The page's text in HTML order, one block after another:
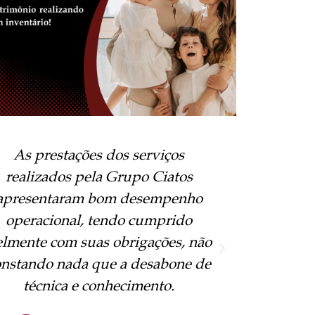
O Grupo Ciatos cuidou de todo o
meu patrimônio me deixando
sobre o futuro da minha
família. Eles apresentaram bom
desempenho operacional e
cumpriram com todas as suas
obrigações.